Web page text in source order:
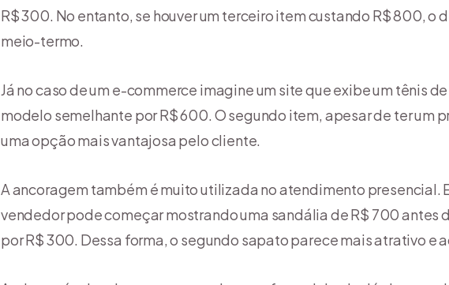
R$ 300. No entanto, se houver um terceiro item custando R$ 800, o
meio-termo.
Já no caso de um e-commerce imagine um site que exibe um tênis
modelo semelhante por R$ 600. O segundo item, apesar de ter um
uma opção mais vantajosa pelo cliente.
A ancoragem também é muito utilizada no atendimento presencial.
vendedor pode começar mostrando uma sandália de R$ 700 antes
por R$ 300. Dessa forma, o segundo sapato parece mais atrativo e